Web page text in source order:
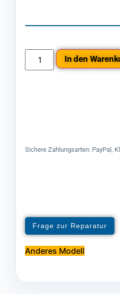
In den
Sichere Zahlungsarten: PayPal,
Frage zur Reparatur
Anderes Modell